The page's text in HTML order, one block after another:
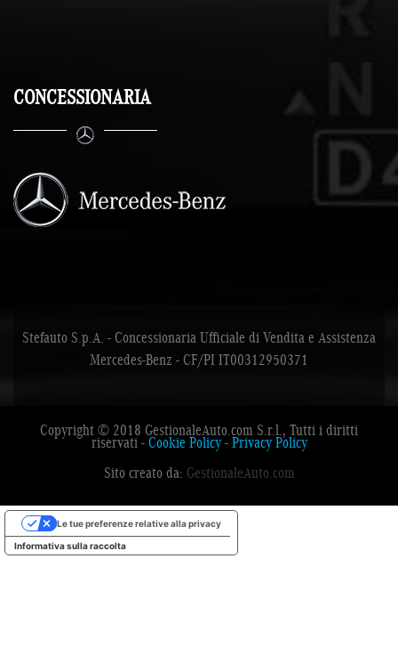
CONCESSIONARIA
Stefauto S.p.A. - Concessionaria Ufficiale di Vendita e Assistenza
Mercedes-Benz - CF/PI IT00312950371
Copyright © 2018 GestionaleAuto.com S.r.l., Tutti i diritti
riservati -Cookie Policy-Privacy Policy
Sito creato da: GestionaleAuto.com
Informativa sulla raccolta
Le tue preferenze relative alla privacy